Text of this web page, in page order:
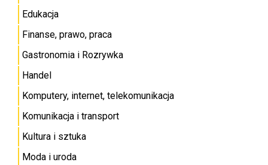
Edukacja
Finanse, prawo, praca
Gastronomia i Rozrywka
Handel
Komputery, internet, telekomunikacja
Komunikacja i transport
Kultura i sztuka
Moda i uroda